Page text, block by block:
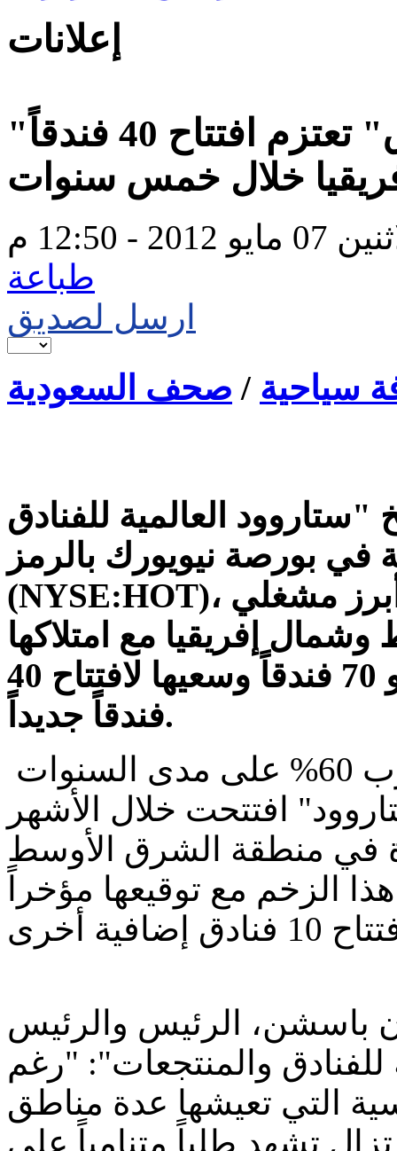
إعلانات
"ستاروود العالمية للفنادق" تعتزم افتتاح 40 فندقاً
خلال خمس سنوات
2012 - 12:50 م
طباعة
ارسل لصديق
سياحية / صحف السعودية
العالمية للفنادق
في بورصة نيويورك بالرمز
(NYSE:HOT)، مكانتها الرائدة كواحدة من أبرز مشغلي
إفريقيا مع امتلاكها
محفظة متميزة تضم حالياً نحو 70 فندقاً وسعيها لافتتاح 40
فندقاً جديداً.
افتتحت خلال الأشهر
فنادق جديدة في منطقة الشرق الأوسط
الزخم مع توقيعها مؤخراً
باسشن، الرئيس والرئيس
للفنادق والمنتجعات": "رغم
التي تعيشها عدة مناطق
تزال تشهد طلباً متنامياً على